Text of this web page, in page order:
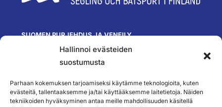
Hallinnoi evästeiden
suostumusta
Parhaan kokemuksen tarjoamiseksi käytämme teknologioita, kuten
evästeitä, tallentaaksemme ja/tai käyttääksemme laitetietoja. Näiden
tekniikoiden hyväksyminen antaa meille mahdollisuuden käsitellä
SUOMEN PURJEHDUS JA VENEILY
Olympiastadion
Paavo Nurmen tie 1
Yhteystiedot